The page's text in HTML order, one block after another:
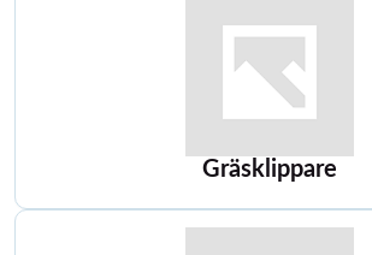
Gräsklippare